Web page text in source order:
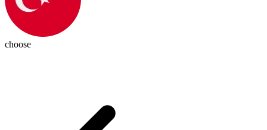
choose